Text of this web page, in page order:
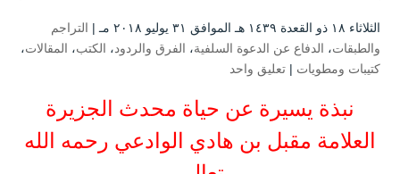
الثلاثاء ۱۸ ذو القعدة ۱٤۳۹ هـ الموافق ۳۱ يوليو ۲۰۱۸ مـ |
التراجم
والطبقات، الدفاع عن الدعوة السلفية، الفرق والردود، الكتب، المقالات،
كتيبات ومطويات | تعليق واحد
نبذة يسيرة عن حياة محدث الجزيرة
العلامة مقبل بن هادي الوادعي رحمه الله